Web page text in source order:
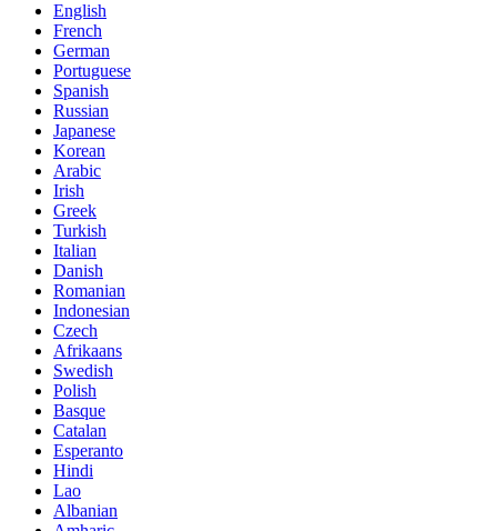
English
French
German
Portuguese
Spanish
Russian
Japanese
Korean
Arabic
Irish
Greek
Turkish
Italian
Danish
Romanian
Indonesian
Czech
Afrikaans
Swedish
Polish
Basque
Catalan
Esperanto
Hindi
Lao
Albanian